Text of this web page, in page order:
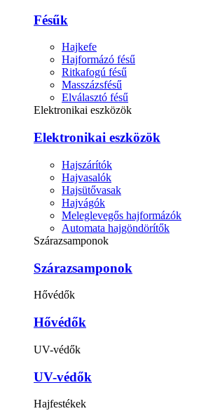
Fésűk
Hajkefe
Hajformázó fésű
Ritkafogú fésű
Masszázsfésű
Elválasztó fésű
Elektronikai eszközök
Elektronikai eszközök
Hajszárítók
Hajvasalók
Hajsütővasak
Hajvágók
Meleglevegős hajformázók
Automata hajgöndörítők
Szárazsamponok
Szárazsamponok
Hővédők
Hővédők
UV-védők
UV-védők
Hajfestékek